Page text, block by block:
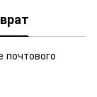
почтового